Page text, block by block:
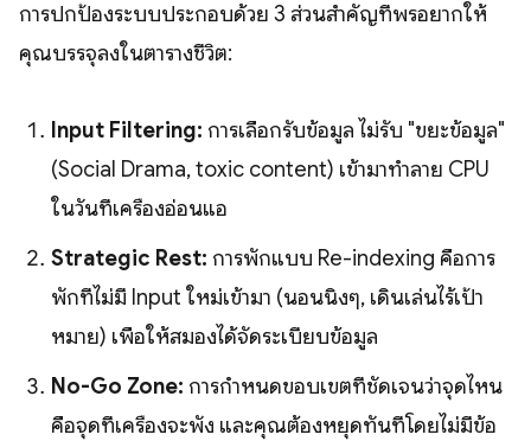
การปกป้องระบบประกอบด้วย 3 ส่วนสำคัญที่พรอยากให้
คุณบรรจุลงในตารางชีวิต:
Input Filtering: การเลือกรับข้อมูล ไม่รับ "ขยะข้อมูล"
(Social Drama, toxic content) เข้ามาทำลาย CPU
ในวันที่เครื่องอ่อนแอ
Strategic Rest: การพักแบบ Re-indexing คือการ
พักที่ไม่มี Input ใหม่เข้ามา (นอนนิ่งๆ, เดินเล่นไร้เป้า
หมาย) เพื่อให้สมองได้จัดระเบียบข้อมูล
No-Go Zone: การกำหนดขอบเขตที่ชัดเจนว่าจุดไหน
คือจุดที่เครื่องจะพัง และคุณต้องหยุดทันทีโดยไม่มีข้อ